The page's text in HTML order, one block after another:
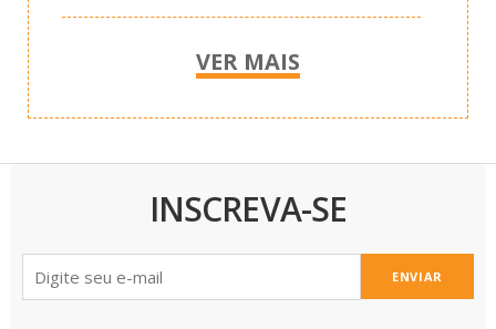
VER MAIS
INSCREVA-SE
ENVIAR